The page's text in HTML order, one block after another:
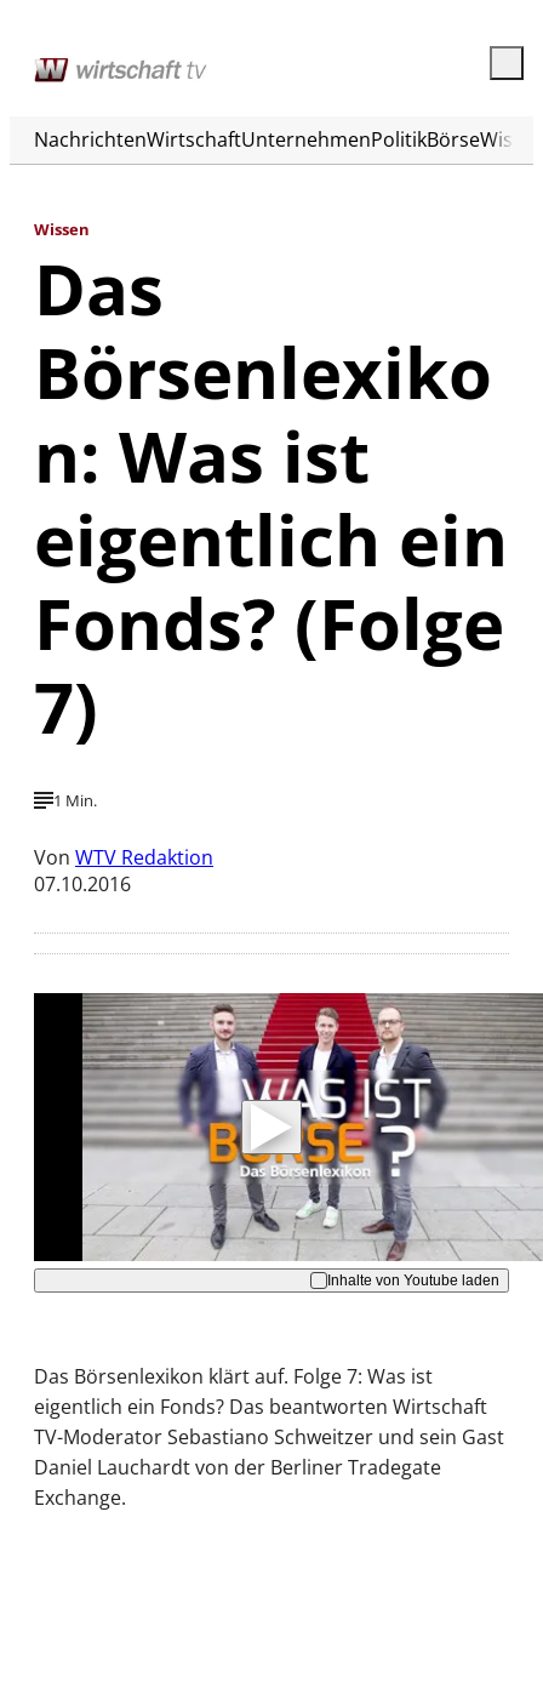
NachrichtenWirtschaftUnternehmenPolitikBörse
Wissen
Das
Börsenlexiko
n: Was ist
eigentlich ein
Fonds? (Folge
7)
1 Min.
Von WTV Redaktion
07.10.2016
Mit der Wiedergabe dieses Videos werden
Daten an Youtube übertragen.
Hinweise dazu erhalten Sie in derDatenschutzerklärung.
Akzeptieren
Inhalte von Youtube laden
Das Börsenlexikon klärt auf. Folge 7: Was ist
eigentlich ein Fonds? Das beantworten Wirtschaft
TV-Moderator Sebastiano Schweitzer und sein Gast
Daniel Lauchardt von der Berliner Tradegate
Exchange.